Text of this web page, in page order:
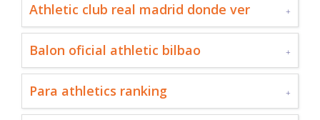
Athletic club real madrid donde ver
Balon oficial athletic bilbao
Para athletics ranking